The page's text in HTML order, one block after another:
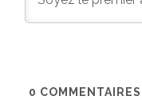
0 COMMENTAIRES